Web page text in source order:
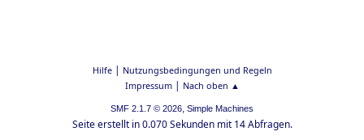
Hilfe| Nutzungsbedingungen und Regeln
Impressum| Nach oben ▲
SMF 2.1.7 © 2026, Simple Machines
Seite erstellt in 0.070 Sekunden mit 14 Abfragen.